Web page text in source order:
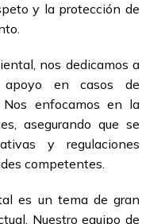
y la protección de
nos dedicamos a
en casos de
Nos enfocamos en la
asegurando que se
y regulaciones
competentes.
es un tema de gran
Nuestro equipo de